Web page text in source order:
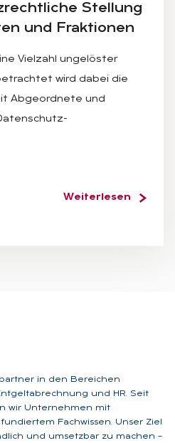
Stel­lung
und Frak­tio­nen
Vielzahl ungelöster
wird dabei die
Abgeordnete und
Weiterlesen
in den Bereichen
und HR. Seit
wir Unternehmen mit
Fachwissen. Unser Ziel
und umsetzbar zu machen –